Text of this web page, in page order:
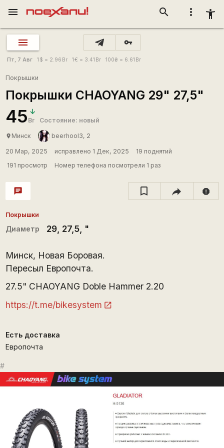
more_vert accessibility_new
search
menu
vpn_key
Пт, 7 Авг 1 $ = 2.96 Br 1€ = 3.41 Br 100₴ = 6.61 Br
Покрышки
Покрышки CHAOYANG 29" 27,5"
45 Br Состояние: новый
place Минск beerhool3, 2
20 Мар, 2025 исправлено 1 Дек, 2025
19 поднятий
191 просмотр
Номер телефона посмотрели 1 раз
chat report
Покрышки
Диаметр 29, 27,5, "
Минск, Новая Боровая.
Пересыл Европочта.
27.5" CHAOYANG Doble Hammer 2.20
https://t.me/bikesystem
Есть доставка
Европочта
#